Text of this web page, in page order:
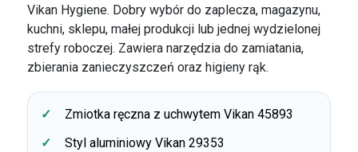
Vikan Hygiene. Dobry wybór do zaplecza, magazynu,
kuchni, sklepu, małej produkcji lub jednej wydzielonej
strefy roboczej. Zawiera narzędzia do zamiatania,
zbierania zanieczyszczeń oraz higieny rąk.
Zmiotka ręczna z uchwytem Vikan 45893
Styl aluminiowy Vikan 29353